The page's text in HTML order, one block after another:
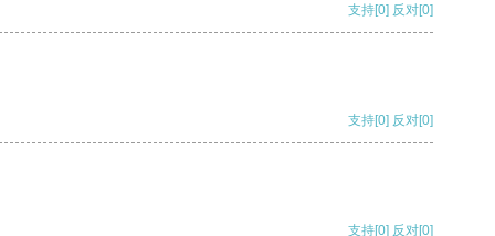
支持[0] 反对[0]
支持[0] 反对[0]
支持[0] 反对[0]